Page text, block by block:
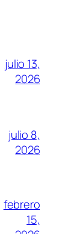
julio 13,
2026
julio 8,
2026
febrero
15,